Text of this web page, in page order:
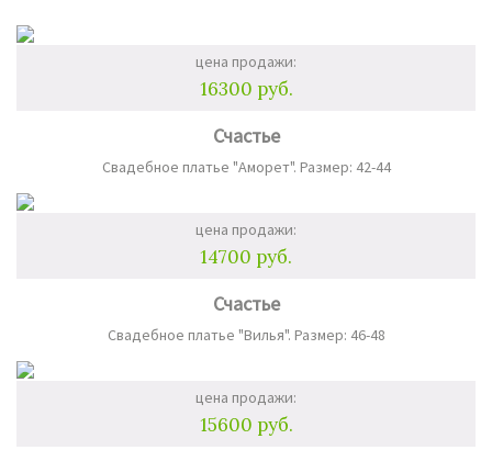
цена продажи:
16300 руб.
Счастье
Свадебное платье "Аморет". Размер: 42-44
цена продажи:
14700 руб.
Счастье
Свадебное платье "Вилья". Размер: 46-48
цена продажи:
15600 руб.